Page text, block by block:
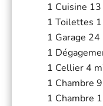
1 Cuisine 13
1 Toilettes
1 Garage 24
1
1 Cellier 4
1 Chambre
1 Chambre